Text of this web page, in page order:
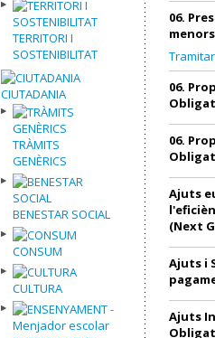
TERRITORI I
SOSTENIBILITAT
CIUTADANIA
TRÀMITS
GENÈRICS
BENESTAR SOCIAL
CONSUM
CULTURA
06.
menors
06.
06.
Ajuts
(Next
Ajuts i
Ajuts